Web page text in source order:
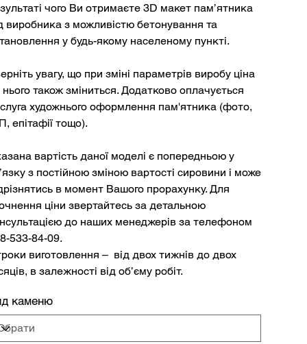
чого Ви отримаєте 3D макет пам’ятника
виробника з можливістю бетонування та
у будь-якому населеному пункті.
увагу, що при зміні параметрів виробу ціна
нього також зміниться. Додатково оплачується
художнього оформлення пам'ятника (фото,
епітафії тощо).
вартість даної моделі є попередньою у
з постійною зміною вартості сировини і може
в момент Вашого прорахунку. Для
ціни звертайтесь за детальною
до наших менеджерів за телефоном
533-84-09.
виготовлення – від двох тижнів до двох
в залежності від об’єму робіт.
каменю